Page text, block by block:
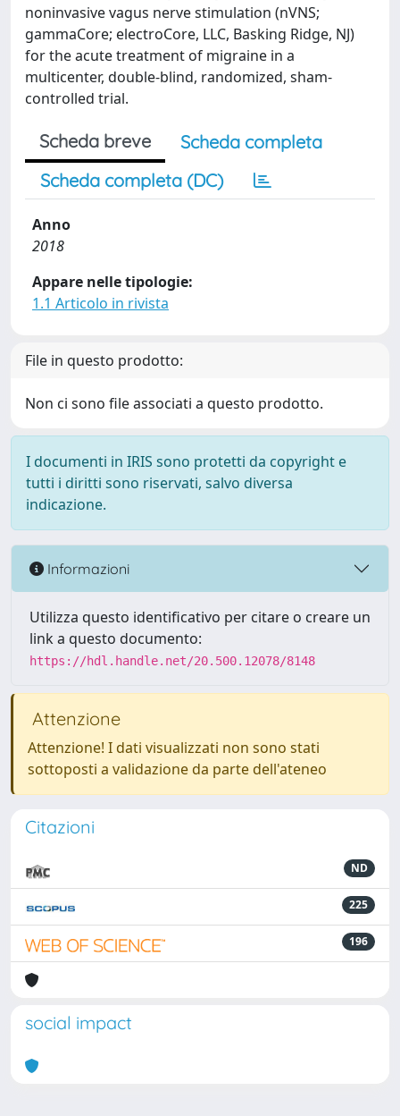
noninvasive vagus nerve stimulation (nVNS;
gammaCore; electroCore, LLC, Basking Ridge, NJ)
for the acute treatment of migraine in a
multicenter, double-blind, randomized, sham-
controlled trial.
Scheda breve
Scheda completa
Scheda completa (DC)
Anno
2018
Appare nelle tipologie:
1.1 Articolo in rivista
File in questo prodotto:
Non ci sono file associati a questo prodotto.
I documenti in IRIS sono protetti da copyright e
tutti i diritti sono riservati, salvo diversa
indicazione.
Informazioni
Utilizza questo identificativo per citare o creare un
link a questo documento:
https://hdl.handle.net/20.500.12078/8148
Attenzione
Attenzione! I dati visualizzati non sono stati
sottoposti a validazione da parte dell'ateneo
Citazioni
ND
225
196
social impact